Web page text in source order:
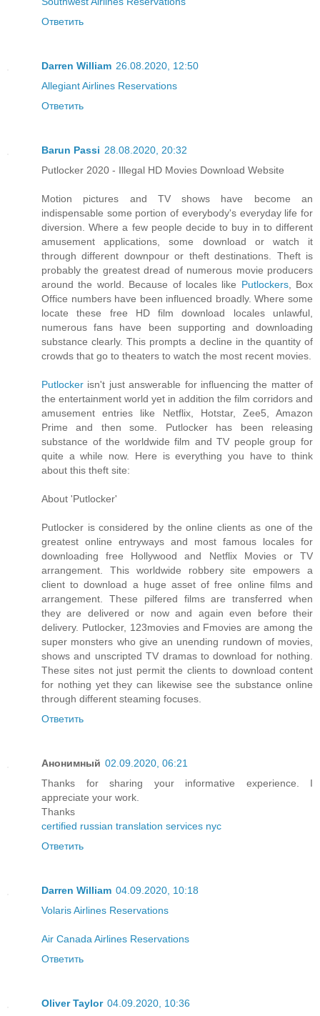
Ответить
Darren William 26.08.2020, 12:50
Allegiant Airlines Reservations
Ответить
Barun Passi 28.08.2020, 20:32
Putlocker 2020 - Illegal HD Movies Download Website
Motion pictures and TV shows have become an
indispensable some portion of everybody's everyday life for
diversion. Where a few people decide to buy in to different
amusement applications, some download or watch it
through different downpour or theft destinations. Theft is
probably the greatest dread of numerous movie producers
around the world. Because of locales like Putlockers, Box
Office numbers have been influenced broadly. Where some
locate these free HD film download locales unlawful,
numerous fans have been supporting and downloading
substance clearly. This prompts a decline in the quantity of
crowds that go to theaters to watch the most recent movies.
Putlocker isn't just answerable for influencing the matter of
the entertainment world yet in addition the film corridors and
amusement entries like Netflix, Hotstar, Zee5, Amazon
Prime and then some. Putlocker has been releasing
substance of the worldwide film and TV people group for
quite a while now. Here is everything you have to think
about this theft site:
About 'Putlocker'
Putlocker is considered by the online clients as one of the
greatest online entryways and most famous locales for
downloading free Hollywood and Netflix Movies or TV
arrangement. This worldwide robbery site empowers a
client to download a huge asset of free online films and
arrangement. These pilfered films are transferred when
they are delivered or now and again even before their
delivery. Putlocker, 123movies and Fmovies are among the
super monsters who give an unending rundown of movies,
shows and unscripted TV dramas to download for nothing.
These sites not just permit the clients to download content
for nothing yet they can likewise see the substance online
through different steaming focuses.
Ответить
Анонимный 02.09.2020, 06:21
Thanks for sharing your informative experience. I
appreciate your work.
Thanks
certified russian translation services nyc
Ответить
Darren William 04.09.2020, 10:18
Volaris Airlines Reservations
Air Canada Airlines Reservations
Ответить
Oliver Taylor 04.09.2020, 10:36